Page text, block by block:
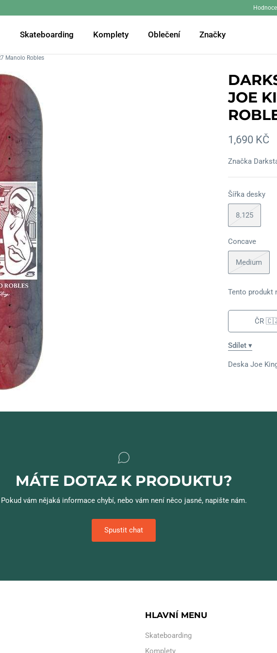
Skateboarding Komplety Oblečení Značky
Manolo Robles
JOE
1,690 KČ
Značka
Šířka desky
8.125
Concave
Medium
Tento produkt
ČR
Sdílet ▾
Deska Joe
MÁTE DOTAZ K PRODUKTU?
Pokud vám nějaká informace chybí, nebo vám není něco jasné, napište nám.
Spustit chat
HLAVNÍ MENU
Skateboarding
Komplety